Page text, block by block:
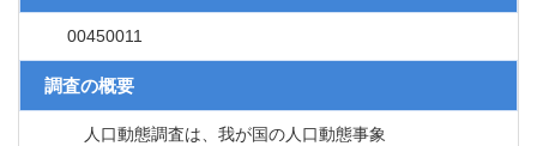
00450011
調査の概要
人口動態調査は、我が国の人口動態事象